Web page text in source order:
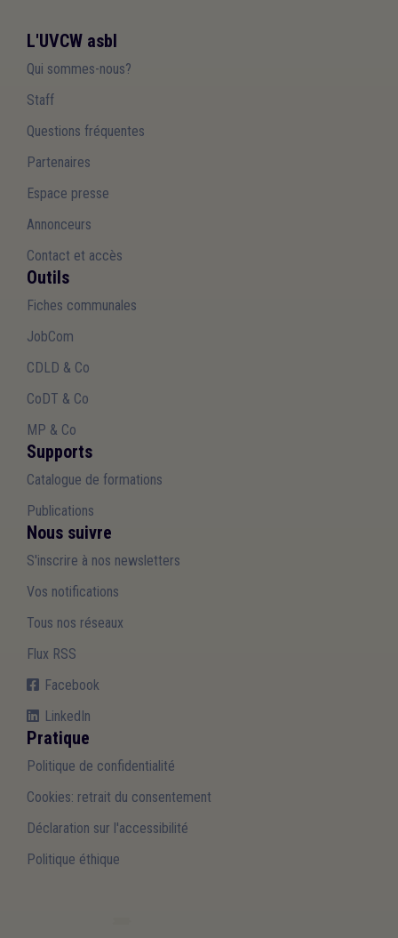
L'UVCW asbl
Qui sommes-nous?
Staff
Questions fréquentes
Partenaires
Espace presse
Annonceurs
Contact et accès
Outils
Fiches communales
JobCom
CDLD & Co
CoDT & Co
MP & Co
Supports
Catalogue de formations
Publications
Nous suivre
S'inscrire à nos newsletters
Vos notifications
Tous nos réseaux
Flux RSS
Facebook
LinkedIn
Pratique
Politique de confidentialité
Cookies: retrait du consentement
Déclaration sur l'accessibilité
Politique éthique